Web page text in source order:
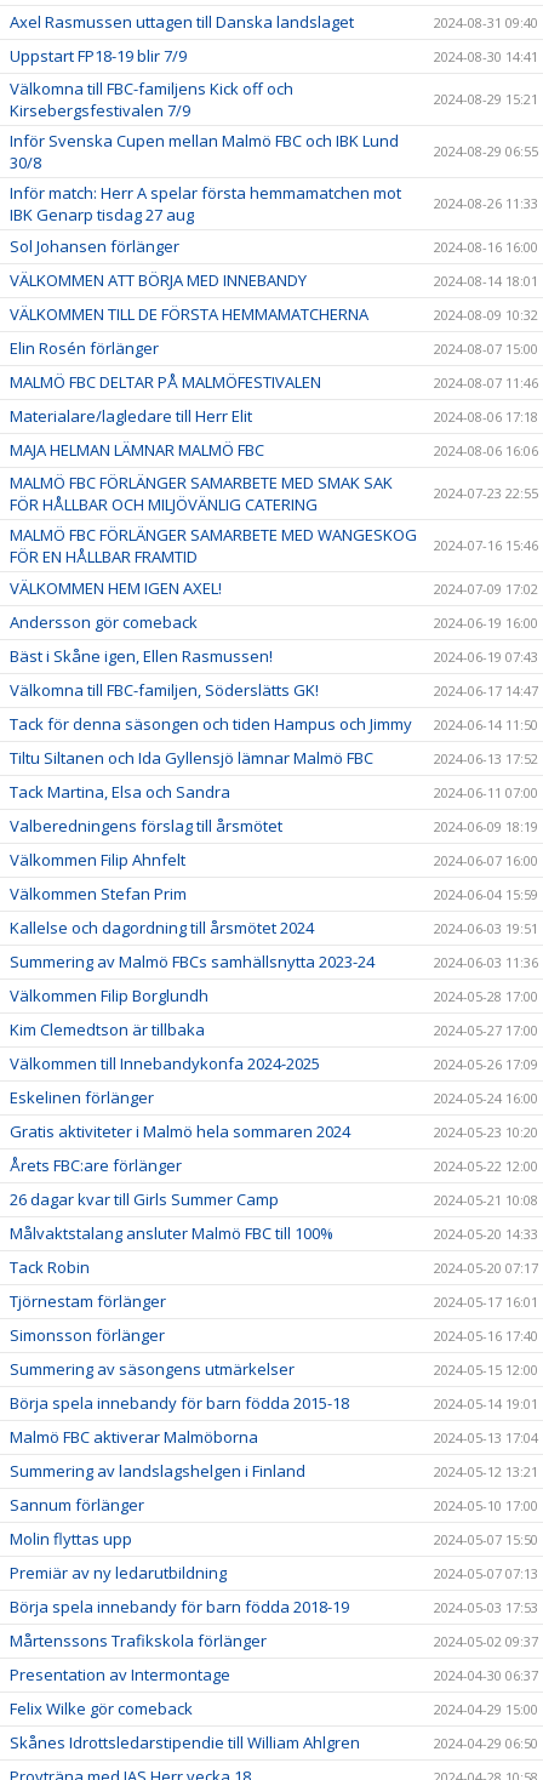
Axel Rasmussen uttagen till Danska landslaget 2024-08-31 09:40
Uppstart FP18-19 blir 7/9 2024-08-30 14:41
Välkomna till FBC-familjens Kick off och
Kirsebergsfestivalen 7/9
2024-08-29 15:21
Inför Svenska Cupen mellan Malmö FBC och IBK Lund
30/8
2024-08-29 06:55
Inför match: Herr A spelar första hemmamatchen mot
IBK Genarp tisdag 27 aug
2024-08-26 11:33
Sol Johansen förlänger 2024-08-16 16:00
VÄLKOMMEN ATT BÖRJA MED INNEBANDY 2024-08-14 18:01
VÄLKOMMEN TILL DE FÖRSTA HEMMAMATCHERNA 2024-08-09 10:32
Elin Rosén förlänger 2024-08-07 15:00
MALMÖ FBC DELTAR PÅ MALMÖFESTIVALEN 2024-08-07 11:46
Materialare/lagledare till Herr Elit 2024-08-06 17:18
MAJA HELMAN LÄMNAR MALMÖ FBC 2024-08-06 16:06
MALMÖ FBC FÖRLÄNGER SAMARBETE MED SMAK SAK
FÖR HÅLLBAR OCH MILJÖVÄNLIG CATERING
2024-07-23 22:55
MALMÖ FBC FÖRLÄNGER SAMARBETE MED WANGESKOG
FÖR EN HÅLLBAR FRAMTID
2024-07-16 15:46
VÄLKOMMEN HEM IGEN AXEL! 2024-07-09 17:02
Andersson gör comeback 2024-06-19 16:00
Bäst i Skåne igen, Ellen Rasmussen! 2024-06-19 07:43
Välkomna till FBC-familjen, Söderslätts GK! 2024-06-17 14:47
Tack för denna säsongen och tiden Hampus och Jimmy 2024-06-14 11:50
Tiltu Siltanen och Ida Gyllensjö lämnar Malmö FBC 2024-06-13 17:52
Tack Martina, Elsa och Sandra 2024-06-11 07:00
Valberedningens förslag till årsmötet 2024-06-09 18:19
Välkommen Filip Ahnfelt 2024-06-07 16:00
Välkommen Stefan Prim 2024-06-04 15:59
Kallelse och dagordning till årsmötet 2024 2024-06-03 19:51
Summering av Malmö FBCs samhällsnytta 2023-24 2024-06-03 11:36
Välkommen Filip Borglundh 2024-05-28 17:00
Kim Clemedtson är tillbaka 2024-05-27 17:00
Välkommen till Innebandykonfa 2024-2025 2024-05-26 17:09
Eskelinen förlänger 2024-05-24 16:00
Gratis aktiviteter i Malmö hela sommaren 2024 2024-05-23 10:20
Årets FBC:are förlänger 2024-05-22 12:00
26 dagar kvar till Girls Summer Camp 2024-05-21 10:08
Målvaktstalang ansluter Malmö FBC till 100% 2024-05-20 14:33
Tack Robin 2024-05-20 07:17
Tjörnestam förlänger 2024-05-17 16:01
Simonsson förlänger 2024-05-16 17:40
Summering av säsongens utmärkelser 2024-05-15 12:00
Börja spela innebandy för barn födda 2015-18 2024-05-14 19:01
Malmö FBC aktiverar Malmöborna 2024-05-13 17:04
Summering av landslagshelgen i Finland 2024-05-12 13:21
Sannum förlänger 2024-05-10 17:00
Molin flyttas upp 2024-05-07 15:50
Premiär av ny ledarutbildning 2024-05-07 07:13
Börja spela innebandy för barn födda 2018-19 2024-05-03 17:53
Mårtenssons Trafikskola förlänger 2024-05-02 09:37
Presentation av Intermontage 2024-04-30 06:37
Felix Wilke gör comeback 2024-04-29 15:00
Skånes Idrottsledarstipendie till William Ahlgren 2024-04-29 06:50